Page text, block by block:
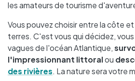
les amateurs de tourisme
Vous pouvez choisir entre la côte
terres. C'est vous qui décidez,
vagues de l'océan Atlantique,
l'impressionnant littoralou
des rivières. La nature sera votre